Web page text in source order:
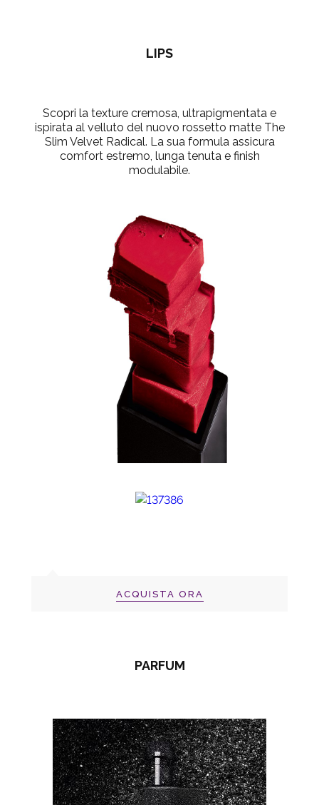
LIPS
Scopri la texture cremosa, ultrapigmentata e
ispirata al velluto del nuovo rossetto matte The
Slim Velvet Radical. La sua formula assicura
comfort estremo, lunga tenuta e finish
modulabile.
ACQUISTA ORA
PARFUM